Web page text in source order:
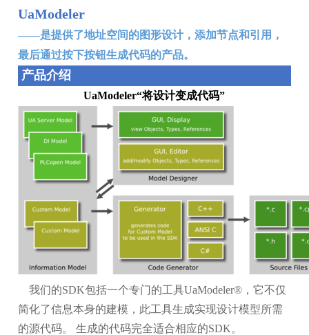
UaModeler
——是提供了地址空间的图形设计，添加节点和引用，
最后通过按下按钮生成代码的产品。
产品介绍
UaModeler“将设计变成代码”
我们的SDK包括一个专门的工具UaModeler®，它不仅
简化了信息本身的建模，此工具生成实现设计模型所需
的源代码。 生成的代码完全适合相应的SDK。